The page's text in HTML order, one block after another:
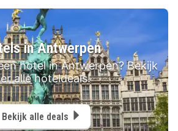
in Antwerpen
hotel in Antwerpen? Bekijk
alle hoteldeals!
Bekijk alle deals